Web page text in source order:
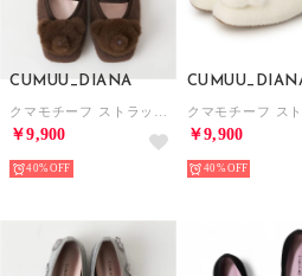
CUMUU_DIANA
￥9,900
40%
￥9,900
40%